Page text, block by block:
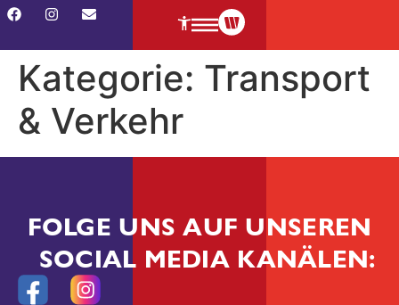
Kategorie: Transport
& Verkehr
FOLGE UNS AUF UNSEREN
SOCIAL MEDIA KANÄLEN: